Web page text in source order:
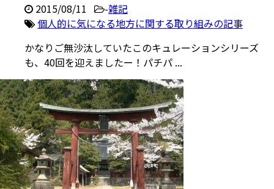
2015/08/11 -雑記
個人的に気になる地方に関する取り組みの記事
かなりご無沙汰していたこのキュレーションシリーズ
も、40回を迎えましたー！パチパ ...